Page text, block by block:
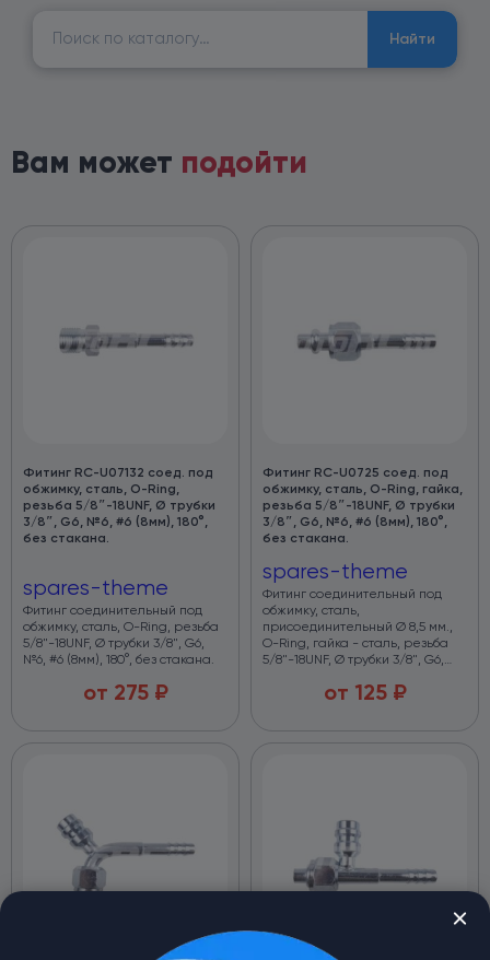
Найти
Вам может подойти
Фитинг RC-U07132 соед. под
обжимку, сталь, O-Ring,
резьба 5/8″-18UNF, Ø трубки
3/8″, G6, №6, #6 (8мм), 180°,
без стакана.
spares-theme
Фитинг соединительный под
обжимку, сталь, O-Ring, резьба
5/8"-18UNF, Ø трубки 3/8", G6,
№6, #6 (8мм), 180°, без стакана.
от 275₽
Фитинг RC-U0725 соед. под
обжимку, сталь, O-Ring, гайка,
резьба 5/8″-18UNF, Ø трубки
3/8″, G6, №6, #6 (8мм), 180°,
без стакана.
spares-theme
Фитинг соединительный под
обжимку, сталь,
присоединительный Ø 8,5 мм.,
O-Ring, гайка - сталь, резьба
5/8"-18UNF, Ø трубки 3/8", G6,
от 125₽